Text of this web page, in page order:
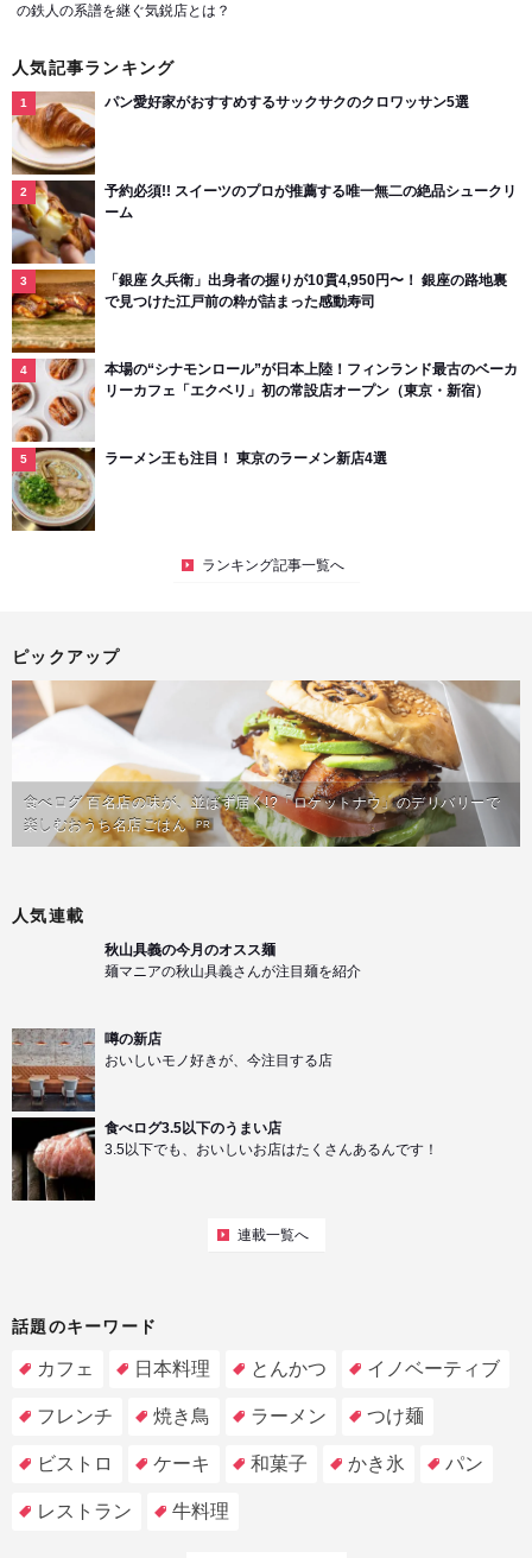
の鉄人の系譜を継ぐ気鋭店とは？
人気記事ランキング
パン愛好家がおすすめするサックサクのクロワッサン5選
予約必須!! スイーツのプロが推薦する唯一無二の絶品シュークリ
ーム
「銀座 久兵衛」出身者の握りが10貫4,950円〜！ 銀座の路地裏
で見つけた江戸前の粋が詰まった感動寿司
本場の“シナモンロール”が日本上陸！フィンランド最古のベーカ
リーカフェ「エクベリ」初の常設店オープン（東京・新宿）
ラーメン王も注目！ 東京のラーメン新店4選
ランキング記事一覧へ
ピックアップ
食べログ 百名店の味が、並ばず届く!?「ロケットナウ」のデリバリーで
楽しむおうち名店ごはん PR
人気連載
秋山具義の今月のオスス麺
麺マニアの秋山具義さんが注目麺を紹介
噂の新店
おいしいモノ好きが、今注目する店
食べログ3.5以下のうまい店
3.5以下でも、おいしいお店はたくさんあるんです！
連載一覧へ
話題のキーワード
カフェ 日本料理 とんかつ イノベーティブ
フレンチ 焼き鳥 ラーメン つけ麺
ビストロ ケーキ 和菓子 かき氷 パン
レストラン 牛料理